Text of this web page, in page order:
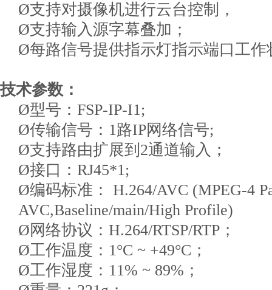
Ø支持对摄像机进行云台控制，
Ø支持输入源字幕叠加；
Ø每路信号提供指示灯指示端口工作
技术参数：
Ø型号：FSP-IP-I1;
Ø传输信号：1路IP网络信号;
Ø支持路由扩展到2通道输入；
Ø接口：RJ45*1;
Ø编码标准： H.264/AVC (MPEG-4
AVC,Baseline/main/High Profile)
Ø网络协议：H.264/RTSP/RTP；
Ø工作温度：1°C ~ +49°C；
Ø工作湿度：11% ~ 89%；